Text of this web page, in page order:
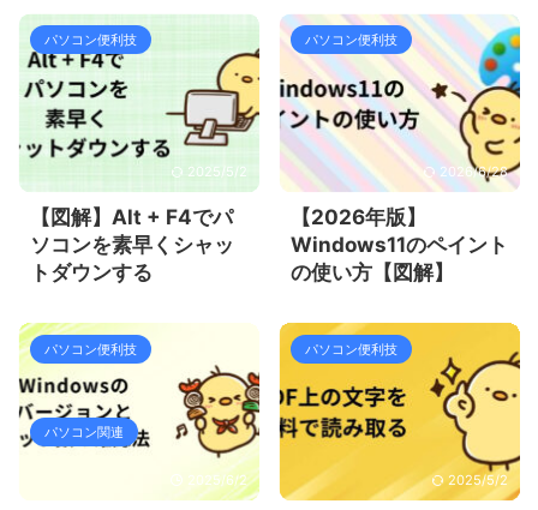
パソコン便利技
2025/5/2
【図解】Alt + F4でパ
ソコンを素早くシャッ
トダウンする
パソコン便利技
2026/6/28
【2026年版】
Windows11のペイント
の使い方【図解】
パソコン便利技
パソコン関連
2025/6/2
パソコン便利技
2025/5/2